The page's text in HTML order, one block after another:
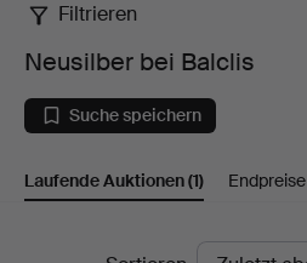
Neusilber
bei
Balclis
Filtrieren
Neusilber bei Balclis
Suche speichern
Laufende Auktionen(1) Endpreise